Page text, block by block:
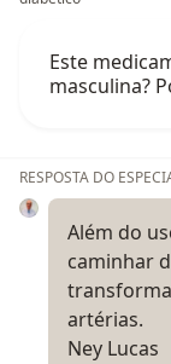
Este
masculina?
RESPOSTA DO
Além do
caminhar
artérias.
Ney Lucas